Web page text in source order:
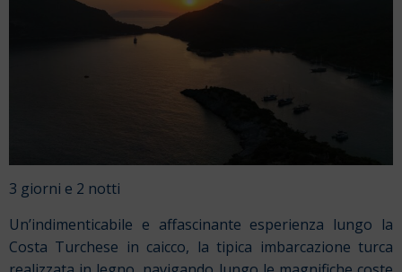
3 giorni e 2 notti
Un’indimenticabile e affascinante esperienza lungo la
Costa Turchese in caicco, la tipica imbarcazione turca